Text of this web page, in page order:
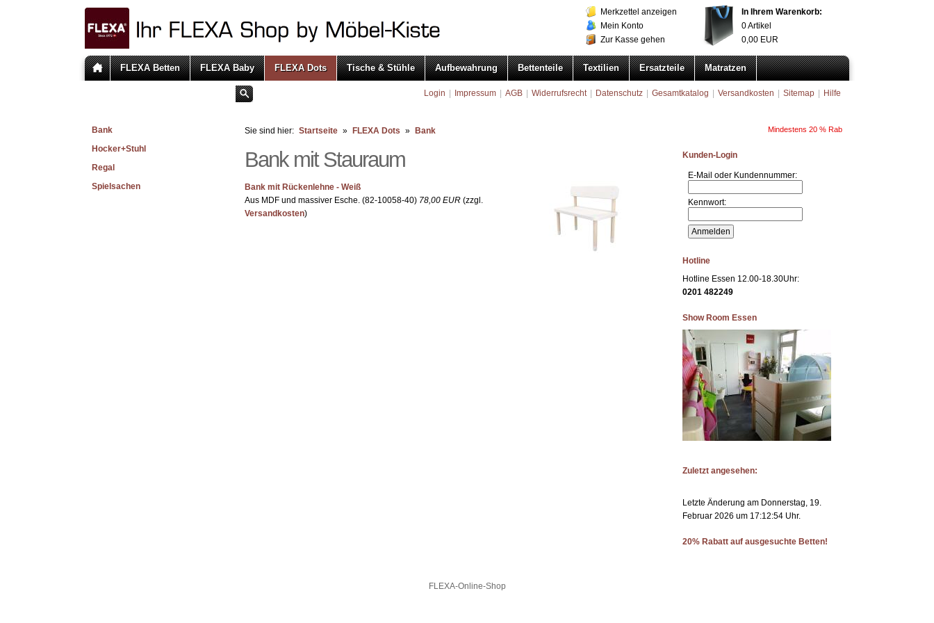
Merkzettel anzeigen
Mein Konto
Zur Kasse gehen
In Ihrem Warenkorb:
0Artikel
0,00 EUR
FLEXA Betten FLEXA Baby FLEXA Dots Tische & Stühle Aufbewahrung Bettenteile Textilien Ersatzteile Matratzen
Login Impressum AGB Widerrufsrecht Datenschutz Gesamtkatalog Versandkosten Sitemap Hilfe
Bank
Hocker+Stuhl
Regal
Spielsachen
Sie sind hier: Startseite » FLEXA Dots » Bank
Bank mit Stauraum
Bank mit Rückenlehne - Weiß
Aus MDF und massiver Esche. (82-10058-40) 78,00 EUR (zzgl.
Versandkosten)
Kunden-Login
E-Mail oder Kundennummer:
Kennwort:
Hotline
Hotline Essen 12.00-18.30Uhr:
0201 482249
Show Room Essen
Zuletzt angesehen:
Letzte Änderung am Donnerstag, 19.
Februar 2026 um 17:12:54 Uhr.
20% Rabatt auf ausgesuchte Betten!
FLEXA-Online-Shop